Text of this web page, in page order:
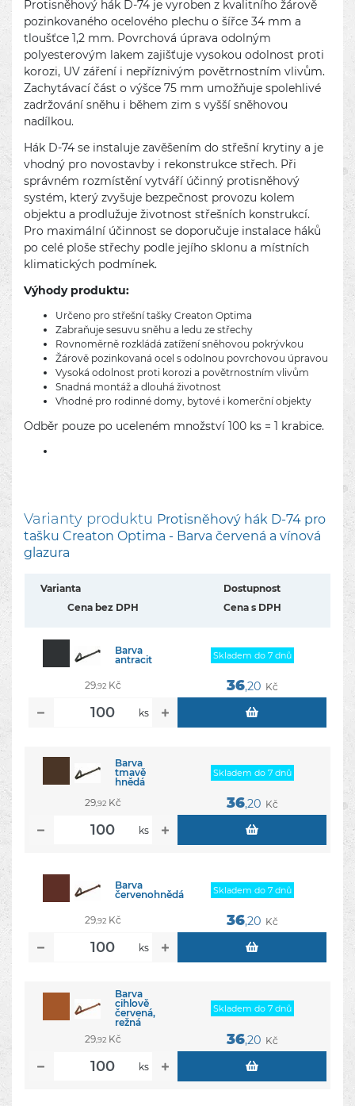
Protisněhový hák D-74 je vyroben z kvalitního žárově
pozinkovaného ocelového plechu o šířce 34 mm a
tloušťce 1,2 mm. Povrchová úprava odolným
polyesterovým lakem zajišťuje vysokou odolnost proti
korozi, UV záření i nepříznivým povětrnostním vlivům.
Zachytávací část o výšce 75 mm umožňuje spolehlivé
zadržování sněhu i během zim s vyšší sněhovou
nadílkou.
Hák D-74 se instaluje zavěšením do střešní krytiny a je
vhodný pro novostavby i rekonstrukce střech. Při
správném rozmístění vytváří účinný protisněhový
systém, který zvyšuje bezpečnost provozu kolem
objektu a prodlužuje životnost střešních konstrukcí.
Pro maximální účinnost se doporučuje instalace háků
po celé ploše střechy podle jejího sklonu a místních
klimatických podmínek.
Výhody produktu:
Určeno pro střešní tašky Creaton Optima
Zabraňuje sesuvu sněhu a ledu ze střechy
Rovnoměrně rozkládá zatížení sněhovou pokrývkou
Žárově pozinkovaná ocel s odolnou povrchovou úpravou
Vysoká odolnost proti korozi a povětrnostním vlivům
Snadná montáž a dlouhá životnost
Vhodné pro rodinné domy, bytové i komerční objekty
Odběr pouze po uceleném množství 100 ks = 1 krabice.
Varianty produktu Protisněhový hák D-74 pro
tašku Creaton Optima - Barva červená a vínová
glazura
Varianta
Dostupnost
Cena bez DPH
Cena s DPH
Barva
antracit
Skladem do 7 dnů
29,92 Kč 36,20 Kč
ks
Barva
tmavě
hnědá
Skladem do 7 dnů
29,92 Kč 36,20 Kč
ks
Barva
červenohnědá
Skladem do 7 dnů
29,92 Kč 36,20 Kč
ks
Barva
cihlově
červená,
režná
Skladem do 7 dnů
29,92 Kč 36,20 Kč
ks